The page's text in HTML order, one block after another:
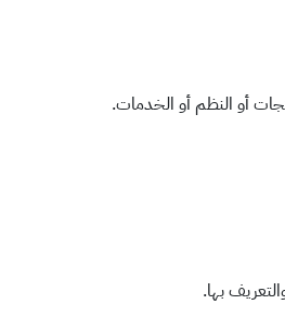
أو النظم أو الخدمات.
بها.